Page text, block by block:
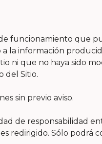
funcionamiento que
la información
ni que no haya sido
del Sitio.
sin previo aviso.
de responsabilidad
redirigido. Sólo podrá